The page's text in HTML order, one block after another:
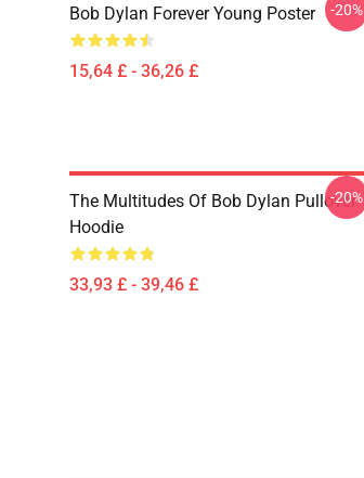
Bob Dylan Forever Young Poster
15,64 £ - 36,26 £
-20%
The Multitudes Of Bob Dylan Pullover
Hoodie
33,93 £ - 39,46 £
-20%